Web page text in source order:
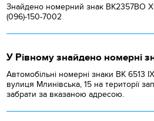
Знайдено номерний знак ВК2357ВО
(096)-150-7002
У Рівному знайдено номерні
Автомобільні номерні знаки BK 6513
вулиця Млинівська, 15 на території
забрати за вказаною адресою.